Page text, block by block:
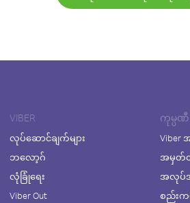
VIBER
လုပ်ဆောင်ချက်များ
ဘလော့ဂ်
လုံခြုံရေး
Viber Out
ကုမ္ပဏီ
Viber
အမှတ်
အလုပ်အ
စည်းကမ်